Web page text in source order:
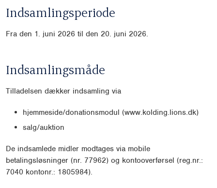
Indsamlingsperiode
Fra den 1. juni 2026 til den 20. juni 2026.
Indsamlingsmåde
Tilladelsen dækker indsamling via
hjemmeside/donationsmodul (www.kolding.lions.dk)
salg/auktion
De indsamlede midler modtages via mobile
betalingsløsninger (nr. 77962) og kontooverførsel (reg.nr.:
7040 kontonr.: 1805984).